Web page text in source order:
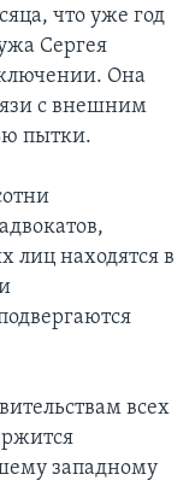
что уже год
Сергея
Она
с внешним
пытки.
лиц находятся в
всех
западному